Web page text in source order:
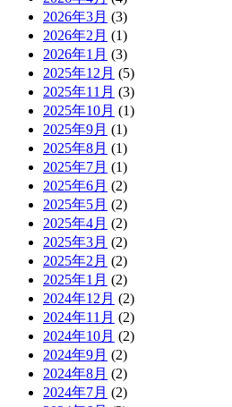
2026年3月 (3)
2026年2月 (1)
2026年1月 (3)
2025年12月 (5)
2025年11月 (3)
2025年10月 (1)
2025年9月 (1)
2025年8月 (1)
2025年7月 (1)
2025年6月 (2)
2025年5月 (2)
2025年4月 (2)
2025年3月 (2)
2025年2月 (2)
2025年1月 (2)
2024年12月 (2)
2024年11月 (2)
2024年10月 (2)
2024年9月 (2)
2024年8月 (2)
2024年7月 (2)